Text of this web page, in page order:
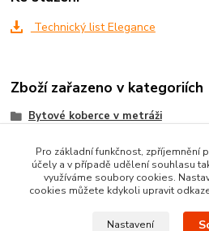
Technický list Elegance
Zboží zařazeno v kategoriích
Bytové koberce v metráži
VELUROVÉ koberce metráž
Pro základní funkčnost, zpříjemnění
účely a v případě udělení souhlasu
využíváme soubory cookies.
cookies můžete kdykoli upravit
Nastavení